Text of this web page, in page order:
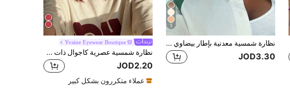
5
نظارة شمسية معدنية بإطار بيضاوي عتيق ذات جسر مزدوج، أنيقة وعصرية، مناسبة للعطلات والشاطئ والشارع والخارج والسفر
JOD3.30
Yvaine Eyewear Boutique
نظارة شمسية عصرية كاجوال ذات جسر مزدوج للجنسين، بطراز أوروبي وأمريكي عصري متعدد الاستخدامات
JOD2.20
عملاء متكررون بشكل كبير